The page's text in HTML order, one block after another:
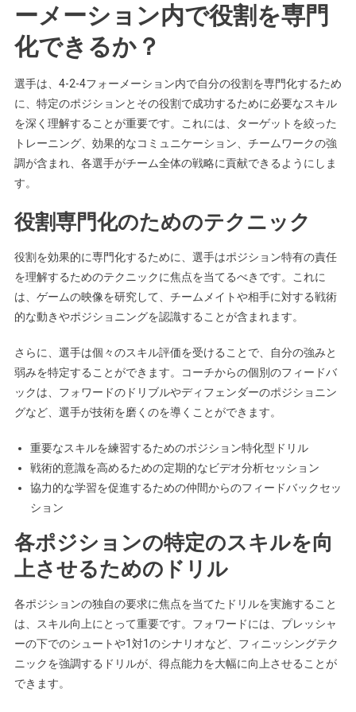
ーメーション内で役割を専門
化できるか？
選手は、4-2-4フォーメーション内で自分の役割を専門化するため
に、特定のポジションとその役割で成功するために必要なスキル
を深く理解することが重要です。これには、ターゲットを絞った
トレーニング、効果的なコミュニケーション、チームワークの強
調が含まれ、各選手がチーム全体の戦略に貢献できるようにしま
す。
役割専門化のためのテクニック
役割を効果的に専門化するために、選手はポジション特有の責任
を理解するためのテクニックに焦点を当てるべきです。これに
は、ゲームの映像を研究して、チームメイトや相手に対する戦術
的な動きやポジショニングを認識することが含まれます。
さらに、選手は個々のスキル評価を受けることで、自分の強みと
弱みを特定することができます。コーチからの個別のフィードバ
ックは、フォワードのドリブルやディフェンダーのポジショニン
グなど、選手が技術を磨くのを導くことができます。
重要なスキルを練習するためのポジション特化型ドリル
戦術的意識を高めるための定期的なビデオ分析セッション
協力的な学習を促進するための仲間からのフィードバックセッ
ション
各ポジションの特定のスキルを向
上させるためのドリル
各ポジションの独自の要求に焦点を当てたドリルを実施すること
は、スキル向上にとって重要です。フォワードには、プレッシャ
ーの下でのシュートや1対1のシナリオなど、フィニッシングテク
ニックを強調するドリルが、得点能力を大幅に向上させることが
できます。